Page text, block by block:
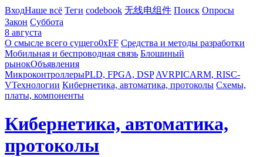
ВходНаше всё Теги codebook 无线电组件 Поиск Опросы
Закон Суббота
8 августа
О смысле всего сущего0xFF Средства и методы разработки
Мобильная и беспроводная связь Блошиный
рынокОбъявления
МикроконтроллерыPLD, FPGA, DSP AVRPICARM, RISC-
VТехнологии Кибернетика, автоматика, протоколы Схемы,
платы, компоненты
Кибернетика, автоматика,
протоколы